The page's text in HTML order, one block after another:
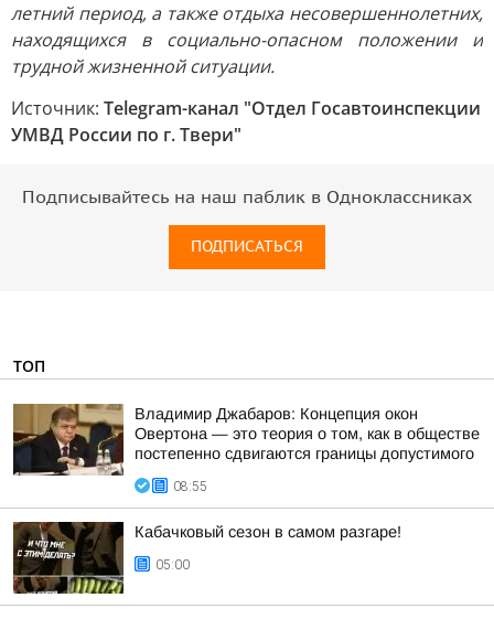
летний период, а также отдыха несовершеннолетних,
находящихся в социально-опасном положении и
трудной жизненной ситуации.
Источник: Telegram-канал "Отдел Госавтоинспекции
УМВД России по г. Твери"
Подписывайтесь на наш паблик в Одноклассниках
ПОДПИСАТЬСЯ
ТОП
Владимир Джабаров: Концепция окон
Овертона — это теория о том, как в обществе
постепенно сдвигаются границы допустимого
08:55
Кабачковый сезон в самом разгаре!
05:00